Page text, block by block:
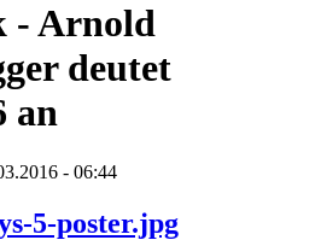
- Arnold
deutet
an
- 06:44
5-poster.jpg